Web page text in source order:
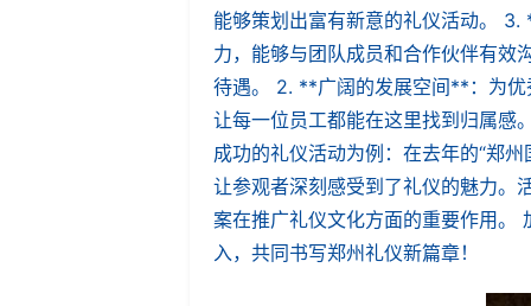
能够策划出富有新意的礼仪活动。
力，能够与团队成员和合作伙伴有
待遇。 2. **广阔的发展空间**：为
让每一位员工都能在这里找到归属
成功的礼仪活动为例：在去年的“郑
让参观者深刻感受到了礼仪的魅力。
案在推广礼仪文化方面的重要作用。
入，共同书写郑州礼仪新篇章！